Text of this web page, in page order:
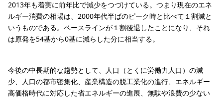
2013年も着実に前年比で減少をつづけている。つまり現在のエネ
ルギー消費の相場は、2000年代半ばのピーク時と比べて１割減と
いうものである。ベースラインが１割後退したことになり、それ
は原発を54基から0基に減らした分に相当する。
今後の中長期的な趨勢として、人口（とくに労働力人口）の減
少、人口の都市密集化、産業構造の脱工業化の進行、エネルギー
高価格時代に対応した省エネルギーの進展、無駄や浪費の少ない